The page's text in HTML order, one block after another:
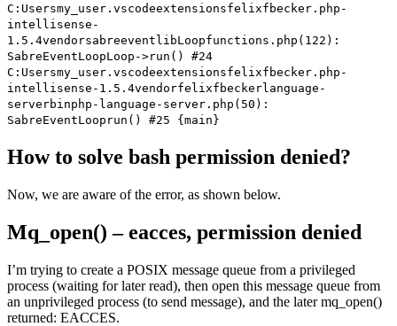
C:Usersmy_user.vscodeextensionsfelixfbecker.php-
intellisense-
1.5.4vendorsabreeventlibLoopfunctions.php(122):
SabreEventLoopLoop->run() #24
C:Usersmy_user.vscodeextensionsfelixfbecker.php-
intellisense-1.5.4vendorfelixfbeckerlanguage-
serverbinphp-language-server.php(50):
SabreEventLooprun() #25 {main}
How to solve bash permission denied?
Now, we are aware of the error, as shown below.
Mq_open() – eacces, permission denied
I’m trying to create a POSIX message queue from a privileged
process (waiting for later read), then open this message queue from
an unprivileged process (to send message), and the later mq_open()
returned: EACCES.